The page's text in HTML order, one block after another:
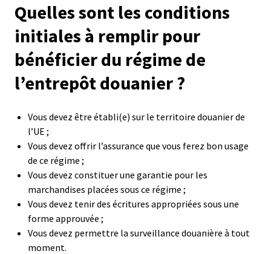
Quelles sont les conditions
initiales à remplir pour
bénéficier du régime de
l’entrepôt douanier ?
Vous devez être établi(e) sur le territoire douanier de
l’UE ;
Vous devez offrir l’assurance que vous ferez bon usage
de ce régime ;
Vous devez constituer une garantie pour les
marchandises placées sous ce régime ;
Vous devez tenir des écritures appropriées sous une
forme approuvée ;
Vous devez permettre la surveillance douanière à tout
moment.